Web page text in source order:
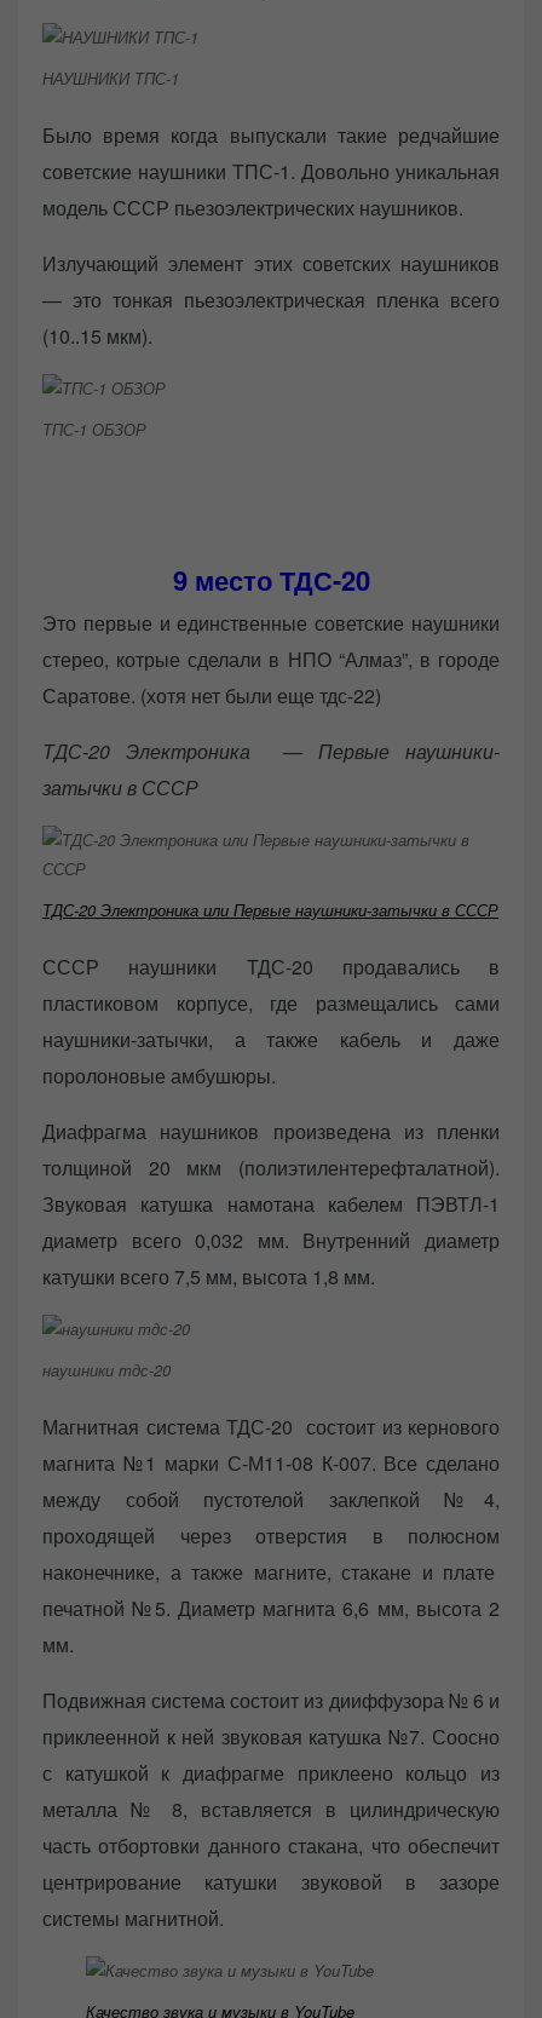
НАУШНИКИ ТПС-1
Было время когда выпускали такие редчайшие
советские наушники ТПС-1. Довольно уникальная
модель СССР пьезоэлектрических наушников.
Излучающий элемент этих советских наушников
— это тонкая пьезоэлектрическая пленка всего
(10..15 мкм).
ТПС-1 ОБЗОР
9 местоТДС-20
Это первые и единственные советские наушники
стерео, котрые сделали в НПО “Алмаз”, в городе
Саратове. (хотя нет были еще тдс-22)
ТДС-20 Электроника — Первые наушники-
затычки в СССР
ТДС-20 Электроника или Первые наушники-затычки в СССР
СССР наушники ТДС-20 продавались в
пластиковом корпусе, где размещались сами
наушники-затычки, а также кабель и даже
поролоновые амбушюры.
Диафрагма наушников произведена из пленки
толщиной 20 мкм (полиэтилентерефталатной).
Звуковая катушка намотана кабелем ПЭВТЛ-1
диаметр всего 0,032 мм. Внутренний диаметр
катушки всего 7,5 мм, высота 1,8 мм.
наушники тдс-20
Магнитная система ТДС-20 состоит из кернового
магнита №1 марки С-М11-08 К-007. Все сделано
между собой пустотелой заклепкой №4,
проходящей через отверстия в полюсном
наконечнике, а также магните, стакане и плате
печатной №5. Диаметр магнита 6,6 мм, высота 2
мм.
Подвижная система состоит из дииффузора № 6 и
приклеенной к ней звуковая катушка №7. Соосно
с катушкой к диафрагме приклеено кольцо из
металла № 8, вставляется в цилиндрическую
часть отбортовки данного стакана, что обеспечит
центрирование катушки звуковой в зазоре
системы магнитной.
Качество звука и музыки в YouTube